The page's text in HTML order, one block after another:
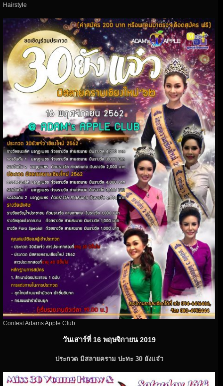
Hairstyle
Contest Adams Apple Club
วันเสาร์ที่ 16 พฤษจิกายน 2019
ประกวด มิสลายคราม ปะทะ 30 ยังแจ๋ว